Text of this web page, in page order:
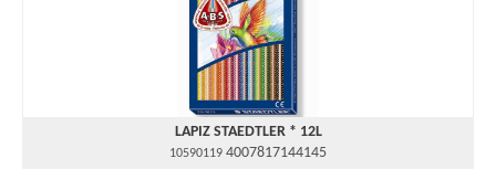
LAPIZ STAEDTLER * 12L
10590119 4007817144145